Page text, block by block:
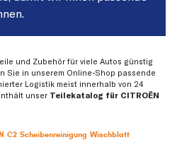
und Zubehör für viele Autos günstig
Sie in unserem Online-Shop passende
Logistik meist innerhalb von 24
unser Teilekatalog für CITROËN
C2 Scheibenreinigung Wischblatt